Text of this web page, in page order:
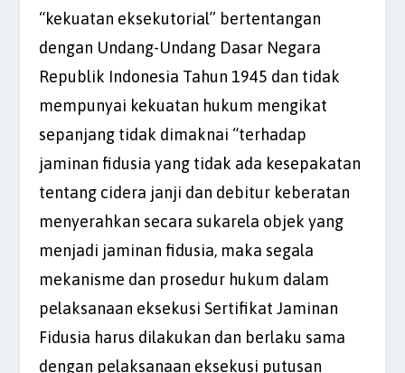
“kekuatan eksekutorial” bertentangan
dengan Undang-Undang Dasar Negara
Republik Indonesia Tahun 1945 dan tidak
mempunyai kekuatan hukum mengikat
sepanjang tidak dimaknai “terhadap
jaminan fidusia yang tidak ada kesepakatan
tentang cidera janji dan debitur keberatan
menyerahkan secara sukarela objek yang
menjadi jaminan fidusia, maka segala
mekanisme dan prosedur hukum dalam
pelaksanaan eksekusi Sertifikat Jaminan
Fidusia harus dilakukan dan berlaku sama
dengan pelaksanaan eksekusi putusan